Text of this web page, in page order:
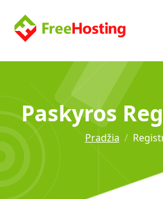
Paskyros
Pradžia